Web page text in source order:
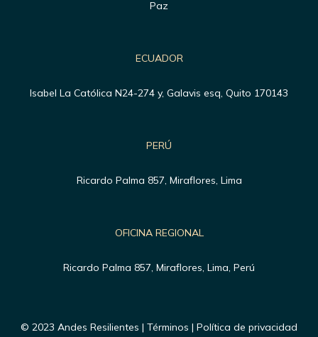
Paz
ECUADOR
Isabel La Católica N24-274 y, Galavis esq, Quito 170143
PERÚ
Ricardo Palma 857, Miraflores, Lima
OFICINA REGIONAL
Ricardo Palma 857, Miraflores, Lima, Perú
© 2023 Andes Resilientes | Términos | Política de privacidad